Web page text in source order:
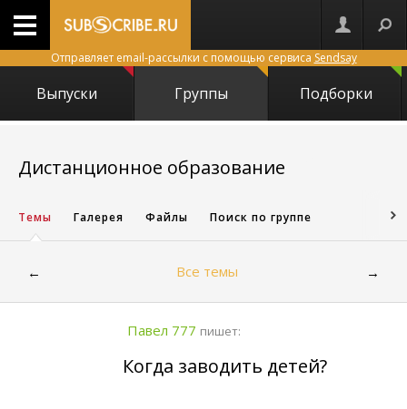
Отправляет email-рассылки с помощью сервиса Sendsay
Выпуски Группы Подборки
Дистанционное образование
Темы Галерея Файлы Поиск по группе
← Все темы →
Павел 777 пишет:
Когда заводить детей?